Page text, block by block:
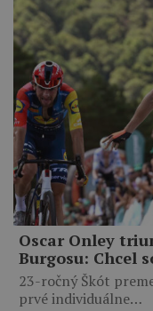
Oscar Onley
Burgosu: Chcel
23-ročný Škót
prvé individuálne…